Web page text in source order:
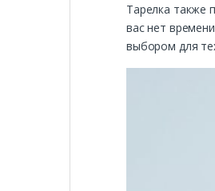
Тарелка также
вас нет
выбором для